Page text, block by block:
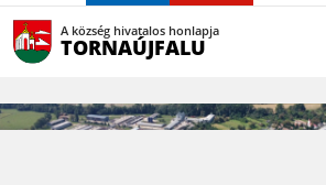
A község hivatalos honlapja
TORNAÚJFALU